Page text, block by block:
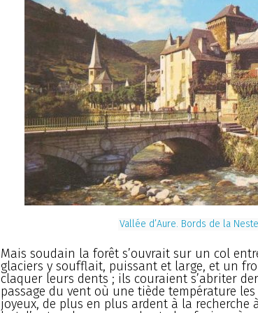
Vallée d’Aure. Bords de la
Mais soudain la forêt s’ouvrait sur un col
glaciers y soufflait, puissant et large, et un
claquer leurs dents ; ils couraient s’abriter
passage du vent où une tiède température
joyeux, de plus en plus ardent à la recherche